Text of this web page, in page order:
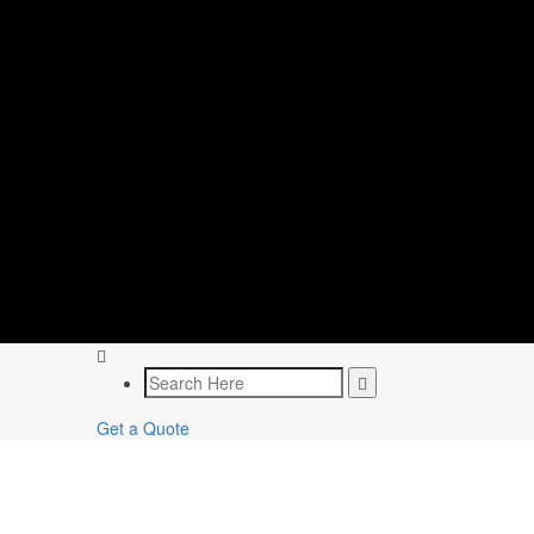
Get a Quote